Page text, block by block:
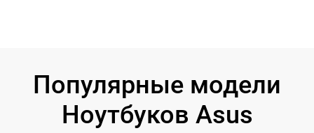
Популярные модели
Ноутбуков Asus